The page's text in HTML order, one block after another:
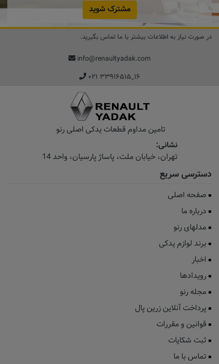
مشترک شوید
در صورت نیاز به اطلاعات بیشتر با ما تماس بگیرید.
info@renaultyadak.com
۰۲۱ ۳۳۹۱۶۵۱۵_۱۶
تامین مداوم قطعات یدکی اصلی رنو
نشانی:
تهران، خیابان‌ ملت، پاساژ‌ پارسیان، واحد 14
دسترسی سریع
صفحه اصلی
درباره ما
مدلهای رنو
برند لوازم یدکی
اخبار
رویدادها
مجله رنو
پرداخت آنلاین زرین پال
قوانین و مقررات
ثبت شکایات
تماس با ما